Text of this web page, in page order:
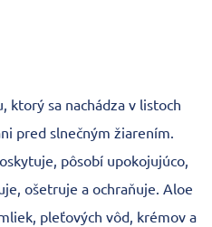
ktorý sa nachádza v listoch
pred slnečným žiarením.
pôsobí upokojujúco,
ošetruje a ochraňuje. Aloe
pleťových vôd, krémov a